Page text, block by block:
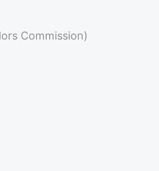
Commission)